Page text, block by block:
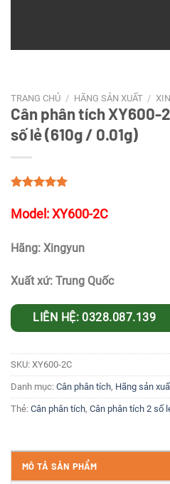
TRANG CHỦ / HÃNG SẢN XUẤT /
Cân phân tích XY600-
số lẻ (610g / 0.01g)
Model: XY600-2C
Hãng: Xingyun
Xuất xứ: Trung Quốc
LIÊN HỆ: 0328.087.139
SKU: XY600-2C
Danh mục: Cân phân tích, Hãng sản
Thẻ: Cân phân tích, Cân phân tích 2 số
MÔ TẢ SẢN PHẨM